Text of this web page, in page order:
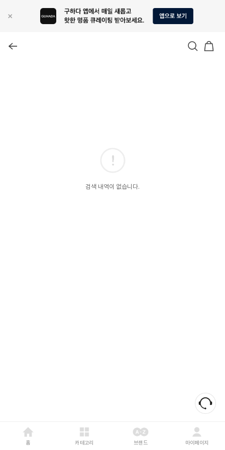
검색 내역이 없습니다.
홈 카테고리 브랜드 마이페이지